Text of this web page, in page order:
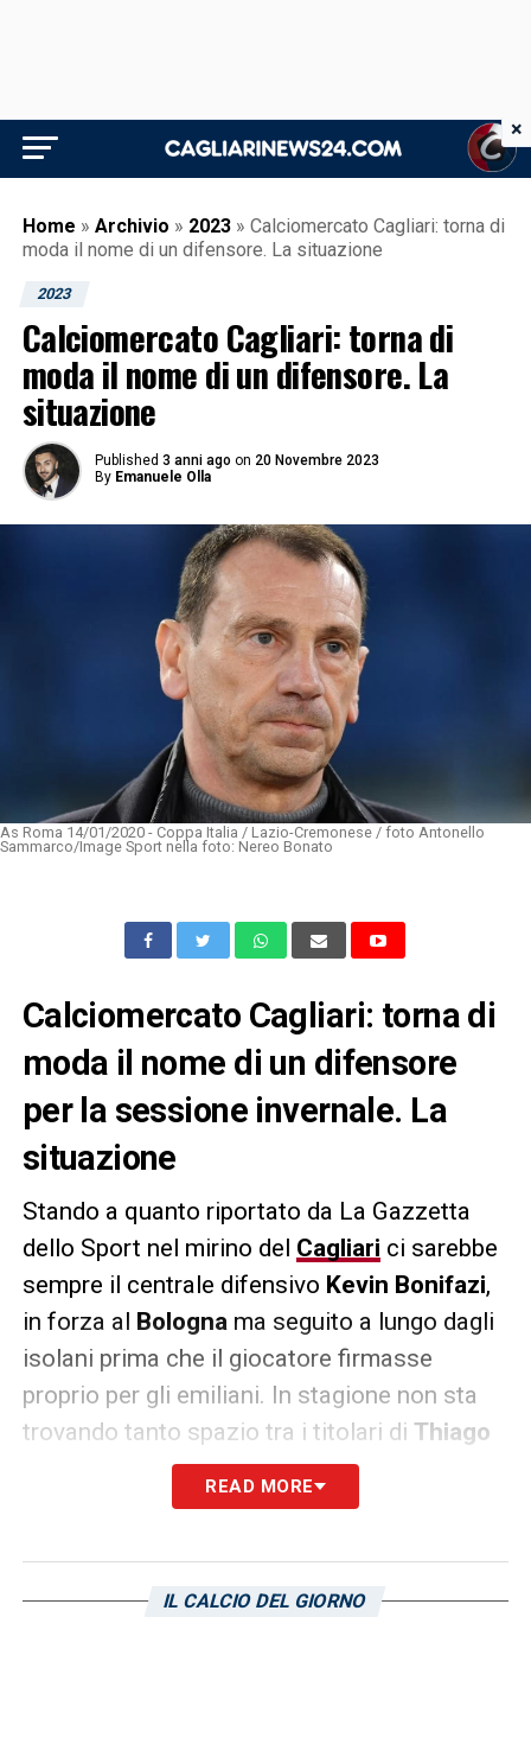
Home » Archivio » 2023 » Calciomercato Cagliari: torna di
moda il nome di un difensore. La situazione
2023
Calciomercato Cagliari: torna di
moda il nome di un difensore. La
situazione
Published 3 anni ago on 20 Novembre 2023
By Emanuele Olla
As Roma 14/01/2020 - Coppa Italia / Lazio-Cremonese / foto Antonello
Sammarco/Image Sport nella foto: Nereo Bonato
Calciomercato Cagliari: torna di
moda il nome di un difensore
per la sessione invernale. La
situazione
Stando a quanto riportato da La Gazzetta
dello Sport nel mirino del Cagliari ci sarebbe
sempre il centrale difensivo Kevin Bonifazi,
in forza al Bolognama seguito a lungo dagli
isolani prima che il giocatore firmasse
proprio per gli emiliani. In stagione non sta
trovando tanto spazio tra i titolari di Thiago
e non sarebbe da escludere dunque un
suo addio a gennaio. Su Bonifazi anche
destinazione rossoblù. Al momento,
READ MORE
IL CALCIO DEL GIORNO
×